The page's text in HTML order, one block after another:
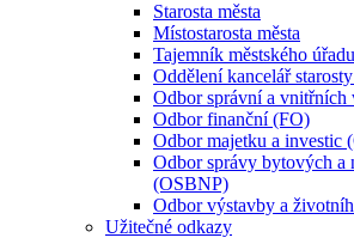
Starosta města
Místostarosta města
Tajemník městského úřadu
Oddělení kancelář
Odbor správní a
Odbor finanční (FO)
Odbor majetku a investic
Odbor správy bytových a
(OSBNP)
Odbor výstavby a
Užitečné odkazy